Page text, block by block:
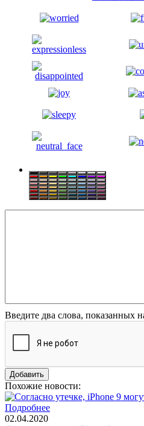
Введите два слова, показанных
Похожие новости:
Подробнее
02.04.2020